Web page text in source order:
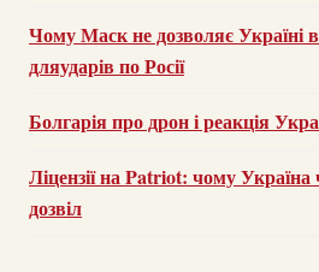
Чому Маск не дозволяє Україні
дляударів по Росії
Болгарія про дрон і реакція
Ліцензії на Patriot: чому
дозвіл